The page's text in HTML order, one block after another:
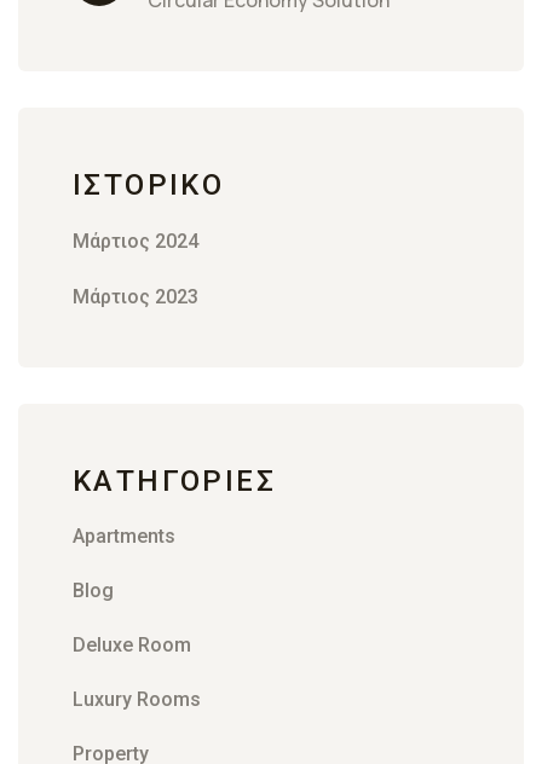
ΙΣΤΟΡΙΚΌ
Μάρτιος 2024
Μάρτιος 2023
KΑΤΗΓΟΡΊΕΣ
Apartments
Blog
Deluxe Room
Luxury Rooms
Property